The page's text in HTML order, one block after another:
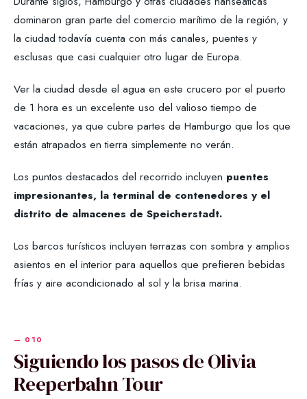
dominaron gran parte del comercio marítimo de la región, y
la ciudad todavía cuenta con más canales, puentes y
esclusas que casi cualquier otro lugar de Europa.
Ver la ciudad desde el agua en este crucero por el puerto
de 1 hora es un excelente uso del valioso tiempo de
vacaciones, ya que cubre partes de Hamburgo que los que
están atrapados en tierra simplemente no verán.
Los puntos destacados del recorrido incluyen puentes
impresionantes, la terminal de contenedores y el
distrito de almacenes de Speicherstadt.
Los barcos turísticos incluyen terrazas con sombra y amplios
asientos en el interior para aquellos que prefieren bebidas
frías y aire acondicionado al sol y la brisa marina.
Siguiendo los pasos de Olivia
Reeperbahn Tour